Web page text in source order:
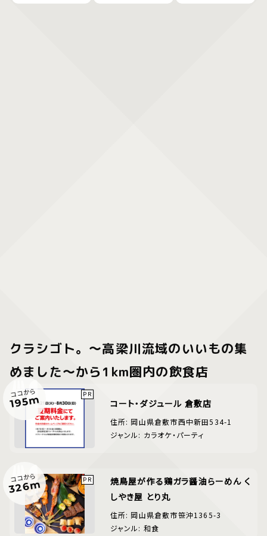
クラシゴト。～高梁川流域のいいもの集
めました～から1km圏内の飲食店
ココから
195m コート・ダジュール 倉敷店
住所: 岡山県倉敷市西中新田534-1
ジャンル: カラオケ・パーティ
ココから
326m
焼鳥屋が作る鶏ガラ醤油らーめん く
しやき屋 とり丸
住所: 岡山県倉敷市笹沖1365-3
ジャンル: 和食